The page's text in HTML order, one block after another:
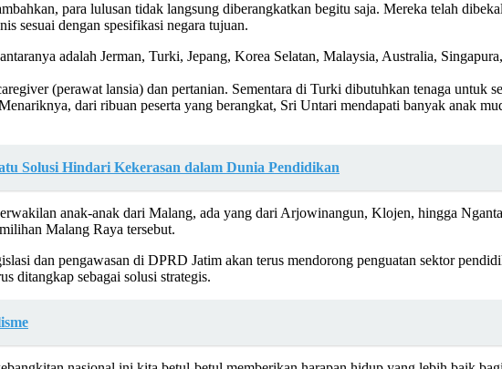
para lulusan tidak langsung diberangkatkan begitu saja. Mereka telah
sesuai dengan spesifikasi negara tujuan.
adalah Jerman, Turki, Jepang, Korea Selatan, Malaysia, Australia,
(perawat lansia) dan pertanian. Sementara di Turki dibutuhkan tenaga
dari ribuan peserta yang berangkat, Sri Untari mendapati banyak anak
Solusi Hindari Kekerasan dalam Dunia Pendidikan
anak-anak dari Malang, ada yang dari Arjowinangun, Klojen, hingga
Malang Raya tersebut.
dan pengawasan di DPRD Jatim akan terus mendorong penguatan sektor
ditangkap sebagai solusi strategis.